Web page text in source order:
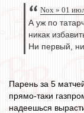
Nox » 01
А уж по
никак
Ни первый,
Парень за 5
прямо-таки
надеешься